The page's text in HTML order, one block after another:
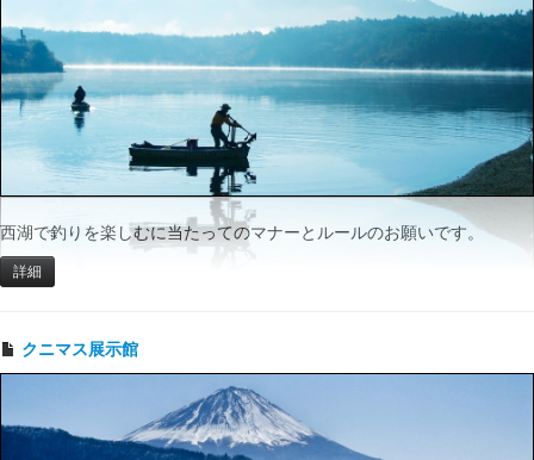
西湖で釣りを楽しむに当たってのマナーとルールのお願いです。
詳細
クニマス展示館